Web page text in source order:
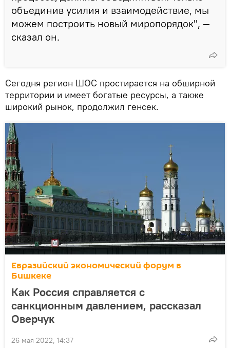
объединив усилия и взаимодействие, мы
можем построить новый миропорядок", —
сказал он.
Сегодня регион ШОС простирается на обширной
территории и имеет богатые ресурсы, а также
широкий рынок, продолжил генсек.
Евразийский экономический форум в
Бишкеке
Как Россия справляется с
санкционным давлением, рассказал
Оверчук
26 мая 2022, 14:37